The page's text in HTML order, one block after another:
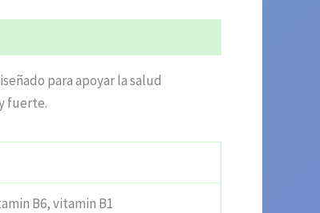
para apoyar la salud
fuerte.
B6, vitamin B1